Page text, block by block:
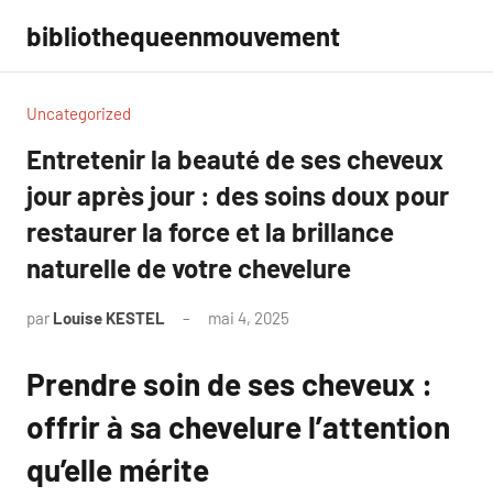
contenu
bibliothequeenmouvement
Uncategorized
Entretenir la beauté de ses cheveux
jour après jour : des soins doux pour
restaurer la force et la brillance
naturelle de votre chevelure
par Louise KESTEL mai 4, 2025
Prendre soin de ses cheveux :
offrir à sa chevelure l’attention
qu’elle mérite